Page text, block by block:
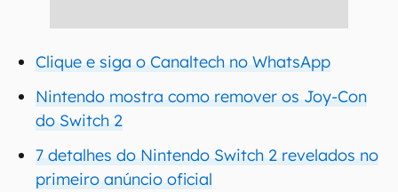
Clique e siga o Canaltech no WhatsApp
Nintendo mostra como remover os Joy-Con
do Switch 2
7 detalhes do Nintendo Switch 2 revelados no
primeiro anúncio oficial